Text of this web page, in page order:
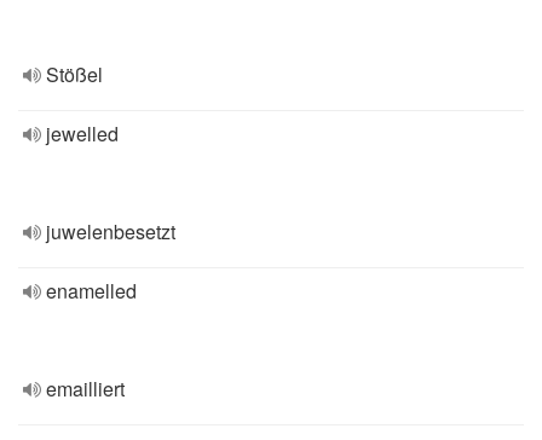
Stößel
jewelled
juwelenbesetzt
enamelled
emailliert